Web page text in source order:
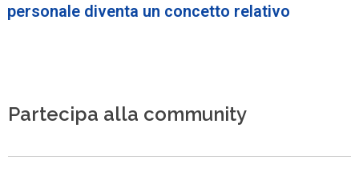
personale diventa un concetto relativo
Partecipa alla community